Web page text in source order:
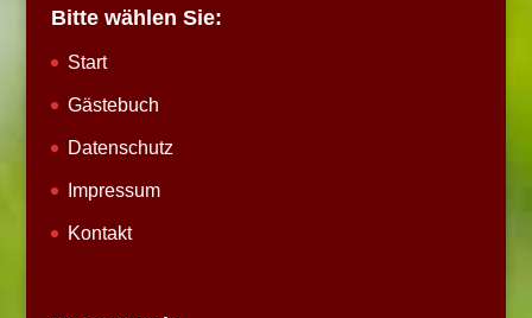
Bitte wählen Sie:
Start
Gästebuch
Datenschutz
Impressum
Kontakt